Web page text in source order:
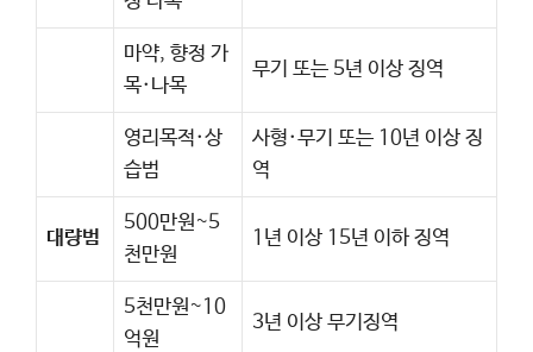
마약, 향정 가
목·나목
무기 또는 5년 이상 징역
영리목적·상
습범
사형·무기 또는 10년 이상 징
역
대량범
500만원~5
천만원
1년 이상 15년 이하 징역
5천만원~10
억원
3년 이상 무기징역